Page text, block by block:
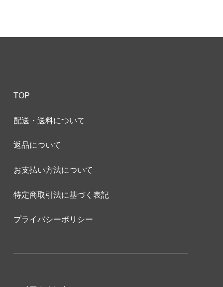
TOP
配送・送料について
返品について
お支払い方法について
特定商取引法に基づく表記
プライバシーポリシー